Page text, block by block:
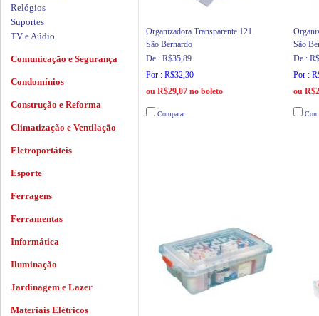
Organizadora Transparente 121
São Bernardo
De : R$35,89
Por : R$32,30
ou R$29,07 no boleto
Comparar
São
De :
Por :
ou
Relógios
Suportes
TV e Aúdio
Comunicação e Segurança
Condomínios
Construção e Reforma
Climatização e Ventilação
Eletroportáteis
Esporte
Ferragens
Ferramentas
Informática
Iluminação
Jardinagem e Lazer
Materiais Elétricos